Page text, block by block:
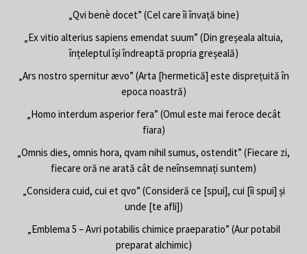
„Qvi benè docet” (Cel care îi învață bine)
„Ex vitio alterius sapiens emendat suum” (Din greșeala altuia,
înțeleptul își îndreaptă propria greșeală)
„Ars nostro spernitur ævo” (Arta [hermetică] este disprețuită în
epoca noastră)
„Homo interdum asperior fera” (Omul este mai feroce decât
fiara)
„Omnis dies, omnis hora, qvam nihil sumus, ostendit” (Fiecare zi,
fiecare oră ne arată cât de neînsemnați suntem)
„Considera cuid, cui et qvo” (Consideră ce [spui], cui [îi spui] și
unde [te afli])
„Emblema 5 – Avri potabilis chimice praeparatio” (Aur potabil
preparat alchimic)